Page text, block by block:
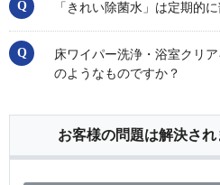
「きれい除菌水」は定期的
床ワイパー洗浄・浴室クリ
のようなものですか？
お客様の問題は解決さ